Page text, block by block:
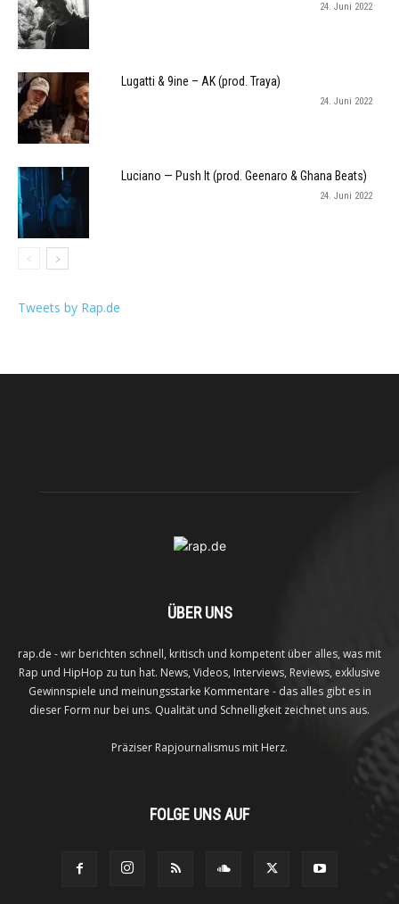
24. Juni 2022
Lugatti & 9ine – AK (prod. Traya)
24. Juni 2022
Luciano — Push It (prod. Geenaro & Ghana Beats)
24. Juni 2022
Tweets by Rap.de
ÜBER UNS
rap.de - wir berichten schnell, kritisch und kompetent über alles, was mit
Rap und HipHop zu tun hat. News, Videos, Interviews, Reviews, exklusive
Gewinnspiele und meinungsstarke Kommentare - das alles gibt es in
dieser Form nur bei uns. Qualität und Schnelligkeit zeichnet uns aus.
Präziser Rapjournalismus mit Herz.
FOLGE UNS AUF